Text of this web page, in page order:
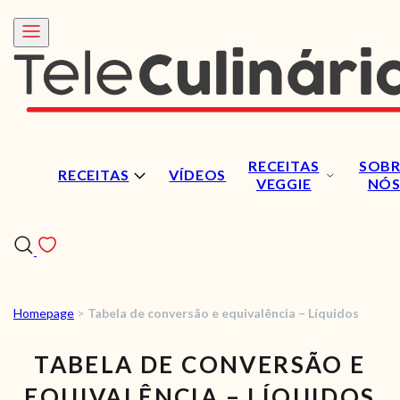
RECEITAS VÍDEOS
RECEITAS
VEGGIE
NÓS
RECEITAS
VÍDEOS
Homepage > Tabela de conversão e equivalência – Líquidos
TABELA DE CONVERSÃO E